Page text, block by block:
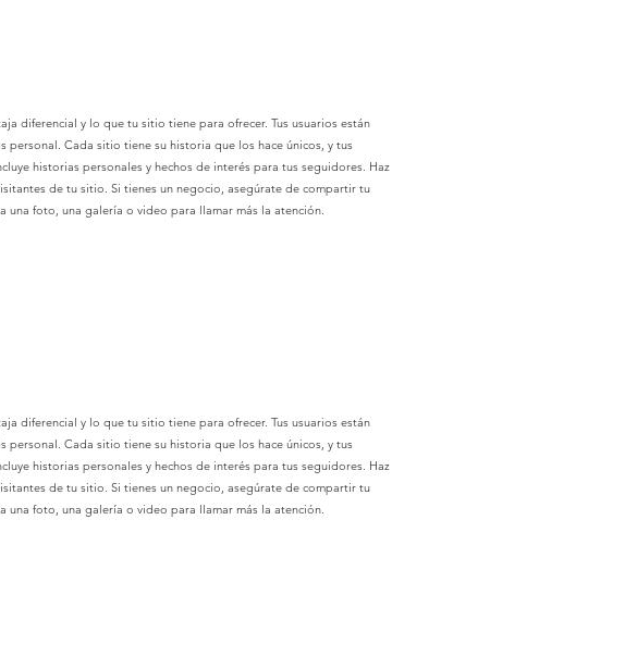
diferencial y lo que tu sitio tiene para ofrecer. Tus usuarios están
personal. Cada sitio tiene su historia que los hace únicos, y tus
historias personales y hechos de interés para tus seguidores. Haz
de tu sitio. Si tienes un negocio, asegúrate de compartir tu
una foto, una galería o video para llamar más la atención.
diferencial y lo que tu sitio tiene para ofrecer. Tus usuarios están
personal. Cada sitio tiene su historia que los hace únicos, y tus
historias personales y hechos de interés para tus seguidores. Haz
de tu sitio. Si tienes un negocio, asegúrate de compartir tu
una foto, una galería o video para llamar más la atención.